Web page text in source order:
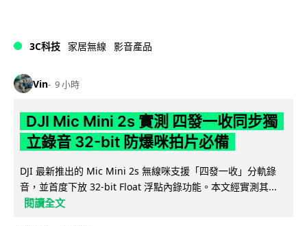
3C科技 家居無線 影音產品
Vin 9 小時
DJI Mic Mini 2s 實測 四發一收同步獨
立錄音 32-bit 防爆咪拍片必備
DJI 最新推出的 Mic Mini 2s 無線咪支援「四發一收」分軌錄
音，並首度下放 32-bit Float 浮點內錄功能。本文經實測其...
閱讀全文